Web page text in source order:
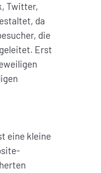
Twitter,
da
die
Erst
eine kleine